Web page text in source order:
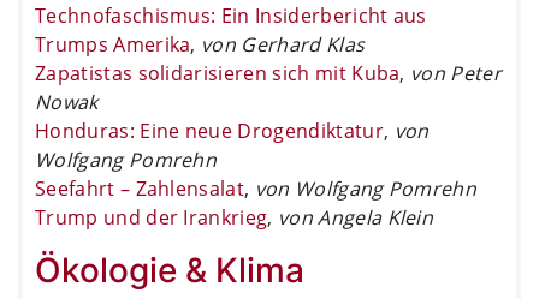
Technofaschismus: Ein Insiderbericht aus
Trumps Amerika, von Gerhard Klas
Zapatistas solidarisieren sich mit Kuba, von Peter
Nowak
Honduras: Eine neue Drogendiktatur, von
Wolfgang Pomrehn
Seefahrt – Zahlensalat, von Wolfgang Pomrehn
Trump und der Irankrieg, von Angela Klein
Ökologie & Klima